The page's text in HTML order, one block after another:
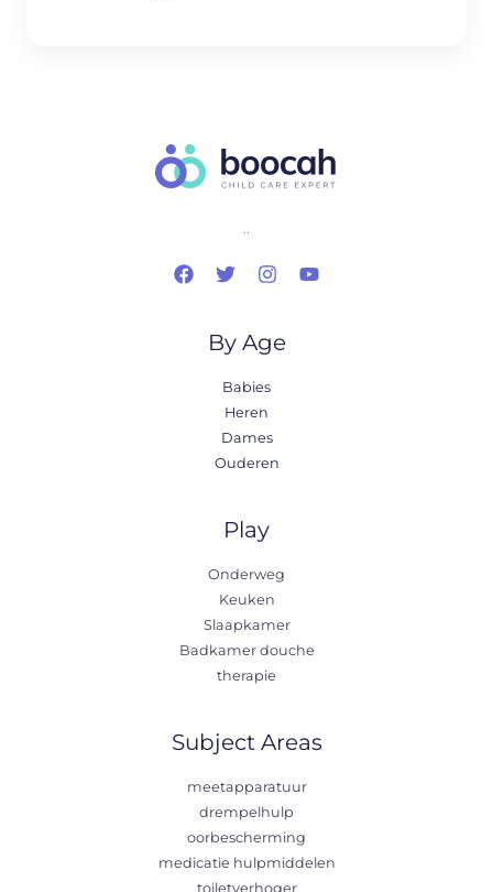
..
By Age
Babies
Heren
Dames
Ouderen
Play
Onderweg
Keuken
Slaapkamer
Badkamer douche
therapie
Subject Areas
meetapparatuur
drempelhulp
oorbescherming
medicatie hulpmiddelen
toiletverhoger